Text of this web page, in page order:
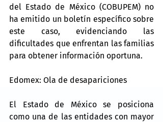
del Estado de México (COBUPEM) no
ha emitido un boletín específico sobre
este caso, evidenciando las
dificultades que enfrentan las familias
para obtener información oportuna.
Edomex: Ola de desapariciones
El Estado de México se posiciona
como una de las entidades con mayor